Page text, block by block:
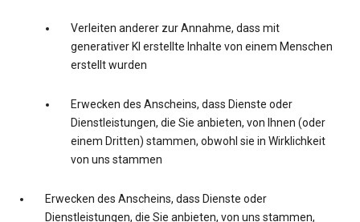
Verleiten anderer zur Annahme, dass mit
generativer KI erstellte Inhalte von einem Menschen
erstellt wurden
Erwecken des Anscheins, dass Dienste oder
Dienstleistungen, die Sie anbieten, von Ihnen (oder
einem Dritten) stammen, obwohl sie in Wirklichkeit
von uns stammen
Erwecken des Anscheins, dass Dienste oder
Dienstleistungen, die Sie anbieten, von uns stammen,